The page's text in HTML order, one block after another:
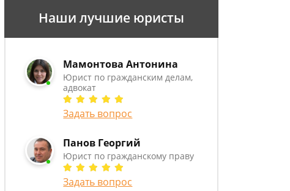
Наши лучшие юристы
Мамонтова Антонина
Юрист по гражданским делам,
адвокат
Задать вопрос
Панов Георгий
Юрист по гражданскому праву
Задать вопрос